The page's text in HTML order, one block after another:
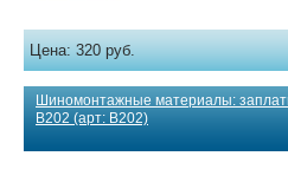
Цена: 320 руб.
Шиномонтажные материалы:
В202 (арт: В202)